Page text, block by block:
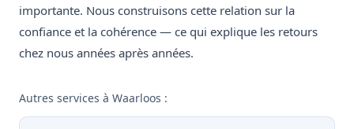
importante. Nous construisons cette relation sur la
confiance et la cohérence — ce qui explique les retours
chez nous années après années.
Autres services à Waarloos :